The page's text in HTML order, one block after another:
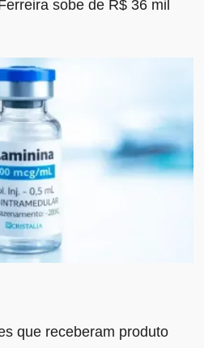
sobe de R$ 36 mil
que receberam produto